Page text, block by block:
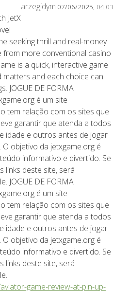
arzegjdym 07/06/2025, 04:03
JetX
seeking thrill and real-money
from more conventional casino
is a quick, interactive game
matters and each choice can
JOGUE DE FORMA
é um site
tem relação com os sites que
garantir que atenda a todos
idade e outros antes de jogar
objetivo da jetxgame.org é
informativo e divertido. Se
links deste site, será
JOGUE DE FORMA
é um site
tem relação com os sites que
garantir que atenda a todos
idade e outros antes de jogar
objetivo da jetxgame.org é
informativo e divertido. Se
links deste site, será
game-review-at-pin-up-